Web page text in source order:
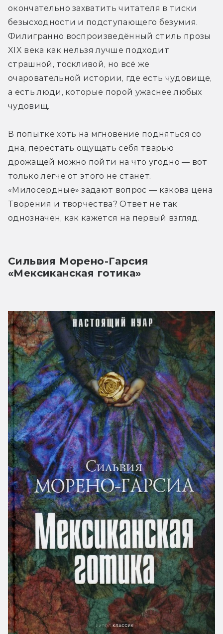
окончательно захватить читателя в тиски
безысходности и подступающего безумия.
Филигранно воспроизведённый стиль прозы
XIX века как нельзя лучше подходит
страшной, тоскливой, но всё же
очаровательной истории, где есть чудовище,
а есть люди, которые порой ужаснее любых
чудовищ.
В попытке хоть на мгновение подняться со
дна, перестать ощущать себя тварью
дрожащей можно пойти на что угодно — вот
только легче от этого не станет.
«Милосердные» задают вопрос — какова цена
Творения и творчества? Ответ не так
однозначен, как кажется на первый взгляд.
Сильвия Морено-Гарсия
«Мексиканская готика»